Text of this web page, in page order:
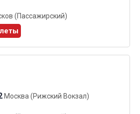
(Пассажирский)
Москва (Рижский Вокзал)